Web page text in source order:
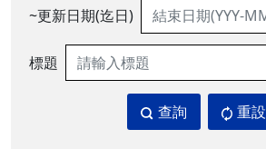
~更新日期(迄日)
標題
查詢 重設